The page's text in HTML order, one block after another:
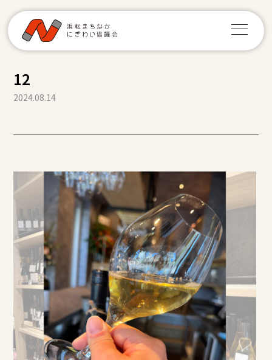
12
2024.08.14